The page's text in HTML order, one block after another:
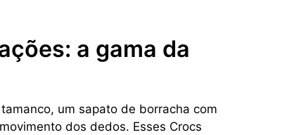
a gama da
um sapato de borracha com
dos dedos. Esses Crocs